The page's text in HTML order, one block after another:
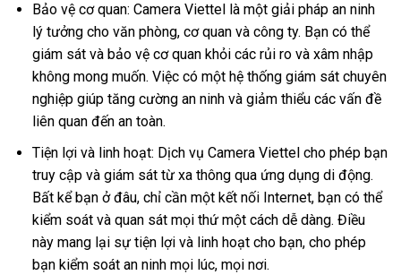
Bảo vệ cơ quan: Camera Viettel là một giải pháp an ninh
lý tưởng cho văn phòng, cơ quan và công ty. Bạn có thể
giám sát và bảo vệ cơ quan khỏi các rủi ro và xâm nhập
không mong muốn. Việc có một hệ thống giám sát chuyên
nghiệp giúp tăng cường an ninh và giảm thiểu các vấn đề
liên quan đến an toàn.
Tiện lợi và linh hoạt: Dịch vụ Camera Viettel cho phép bạn
truy cập và giám sát từ xa thông qua ứng dụng di động.
Bất kể bạn ở đâu, chỉ cần một kết nối Internet, bạn có thể
kiểm soát và quan sát mọi thứ một cách dễ dàng. Điều
này mang lại sự tiện lợi và linh hoạt cho bạn, cho phép
bạn kiểm soát an ninh mọi lúc, mọi nơi.